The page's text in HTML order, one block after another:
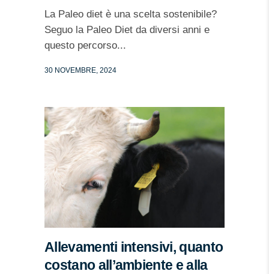
La Paleo diet è una scelta sostenibile?
Seguo la Paleo Diet da diversi anni e
questo percorso...
30 NOVEMBRE, 2024
Allevamenti intensivi, quanto
costano all’ambiente e alla